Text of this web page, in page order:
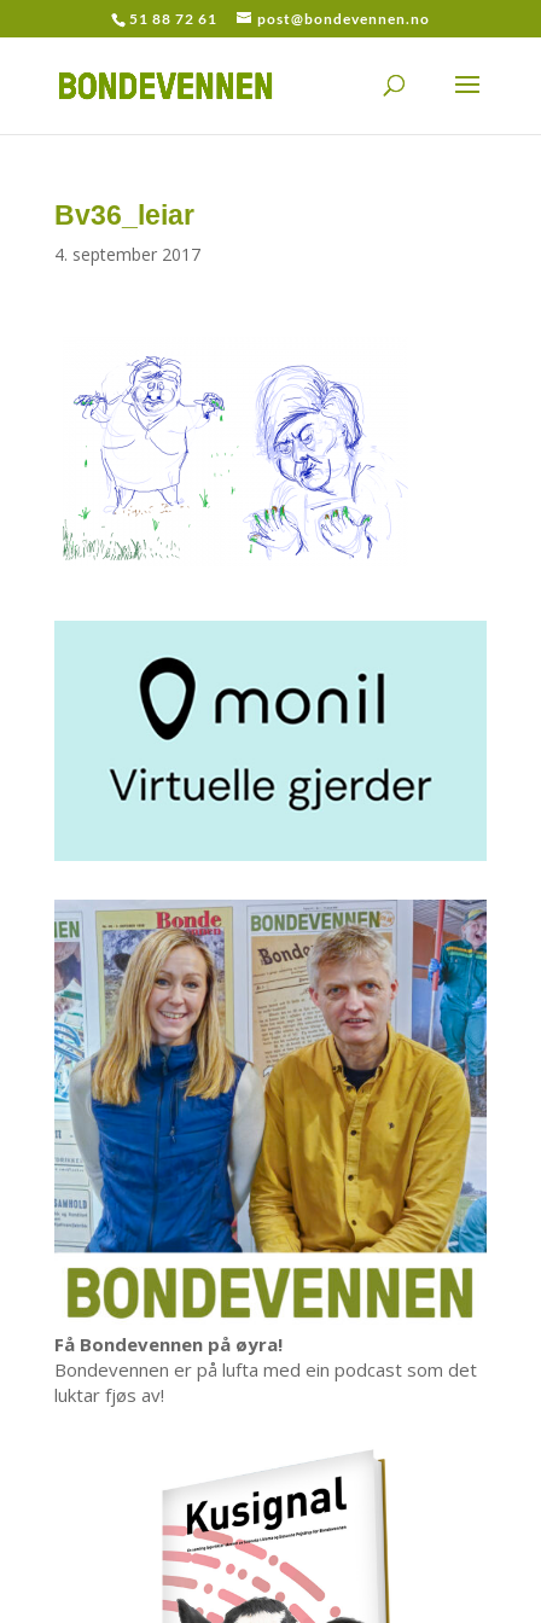
51 88 72 61 post@bondevennen.no
Bv36_leiar
4. september 2017
Få Bondevennen på øyra!
Bondevennen er på lufta med ein podcast som det
luktar fjøs av!